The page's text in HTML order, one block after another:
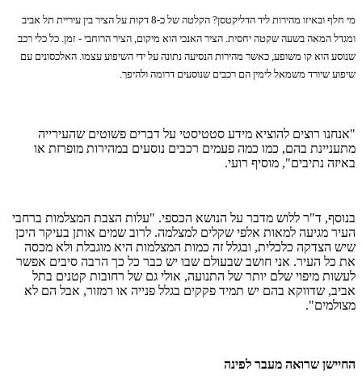
מי חלף ובאיזו מהירות ליד הדליקטסן? הקלטה של כ-8 דקות על הציר בין עיריית תל אביב
ומגדל המאה בשעה שקטה יחסית. הציר האנכי הוא מיקום, הציר הרוחבי - זמן. כל כלי רכב
שנוסע הוא קו משופע, כאשר מהירות הנסיעה נתונה על ידי השיפוע עצמו. האלכסונים עם
שיפוע שיורד משמאל לימין הם רכבים שנוסעים דרומה ולהיפך.
"אנחנו רוצים להוציא מידע סטטיסטי על דברים פשוטים שהעירייה
מתעניינת בהם, כמו כמה פעמים רכבים נוסעים במהירות מופרזת או
באיזה נתיבים", מוסיף רועי.
בנוסף, ד"ר ללוש מדבר על הנושא הכספי. "עלות הצבת המצלמות ברחבי
העיר מגיעה למאות אלפי שקלים למצלמה. לרוב שמים אותן בעיקר היכן
שיש הצדקה כלכלית, ובגלל זה כמות המצלמות היא מוגבלת ולא מכסה
את כל העיר. אני חושב שבעולם שבו יש כבר כל כך הרבה סיבים אפשר
לעשות מיפוי שלם יותר של התנועה, אולי גם של רחובות קטנים בתל
אביב, שדווקא בהם יש תמיד פקקים בגלל פנייה או רמזור, אבל הם לא
מצולמים".
החיישן שרואה מעבר לפינה